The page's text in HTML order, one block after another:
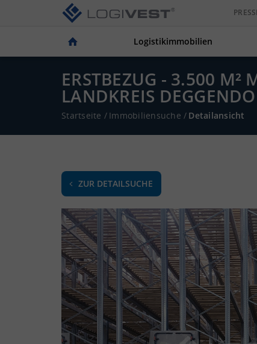
Logistikimmobilien
ERSTBEZUG - 3.500
LANDKREIS
Startseite / Immobiliensuche / Detailansicht
ZUR DETAILSUCHE